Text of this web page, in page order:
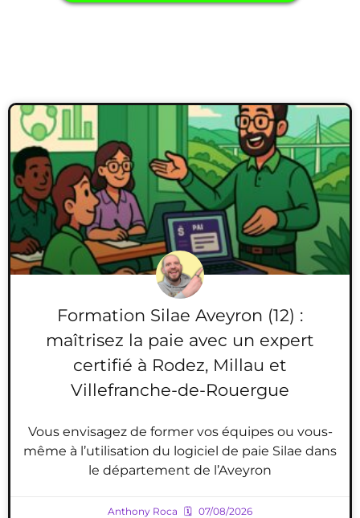
Formation Silae Aveyron (12) :
maîtrisez la paie avec un expert
certifié à Rodez, Millau et
Villefranche-de-Rouergue
Vous envisagez de former vos équipes ou vous-
même à l’utilisation du logiciel de paie Silae dans
le département de l’Aveyron
Anthony Roca 07/08/2026